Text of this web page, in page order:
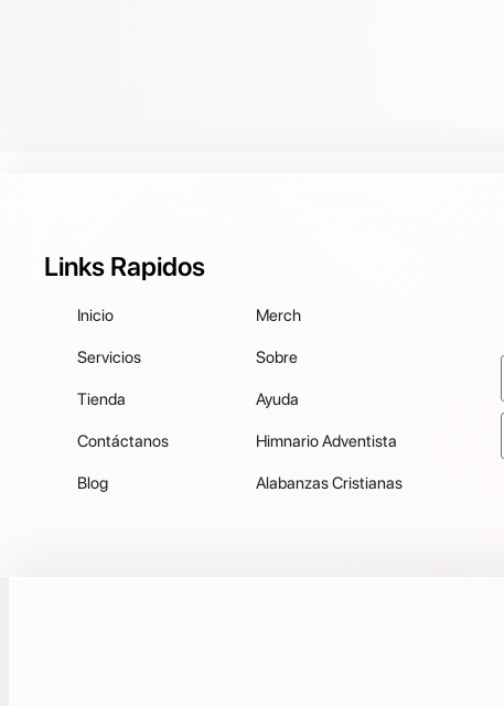
Links Rapidos
Inicio
Servicios
Tienda
Contáctanos
Blog
Merch
Sobre
Ayuda
Himnario Adventista
Alabanzas Cristianas